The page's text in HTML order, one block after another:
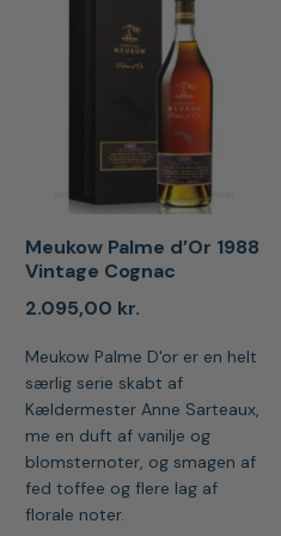
Meukow Palme d’Or 1988
Vintage Cognac
2.095,00 kr.
Meukow Palme D'or er en helt
særlig serie skabt af
Kældermester Anne Sarteaux,
me en duft af vanilje og
blomsternoter, og smagen af
fed toffee og flere lag af
florale noter.